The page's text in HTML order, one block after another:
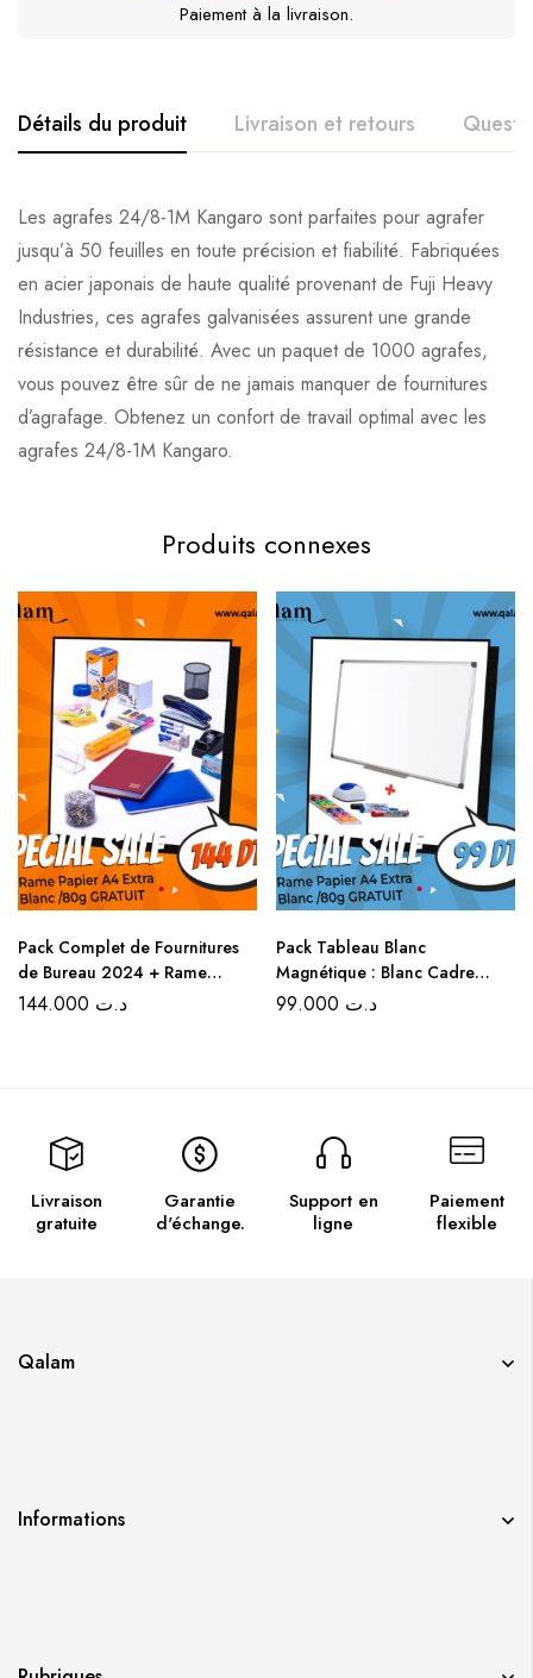
Paiement à la livraison.
Détails du produit Livraison et retours
Les agrafes 24/8-1M Kangaro sont parfaites pour agrafer
jusqu’à 50 feuilles en toute précision et fiabilité. Fabriquées
en acier japonais de haute qualité provenant de Fuji Heavy
Industries, ces agrafes galvanisées assurent une grande
résistance et durabilité. Avec un paquet de 1000 agrafes,
vous pouvez être sûr de ne jamais manquer de fournitures
d’agrafage. Obtenez un confort de travail optimal avec les
agrafes 24/8-1M Kangaro.
Produits connexes
Pack Complet de Fournitures
de Bureau 2024 + Rame
Papier A4 Extra Blanc /80g
د.ت
Pack Tableau Blanc
Magnétique : Blanc Cadre
Aluminium 60×90 CM + Rame
د.ت
Livraison
gratuite
Garantie
d'échange.
Support en
ligne
Paiement
flexible
Qalam
Informations